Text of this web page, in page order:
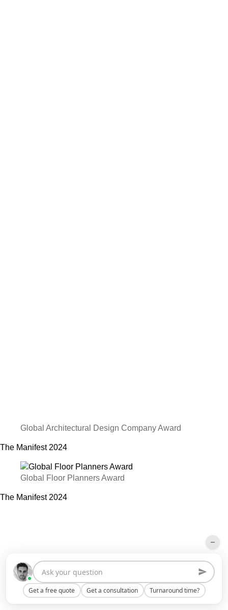
Global Architectural Design Company Award
The Manifest 2024
Global Floor Planners Award
The Manifest 2024
Get a free quote Get a consultation Turnaround time?